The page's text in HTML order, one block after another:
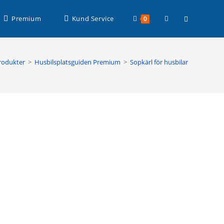
Premium Kund Service 0 Slå
> Husbilsplatsguiden Premium > Sopkärl för husbilar
Läs mer >